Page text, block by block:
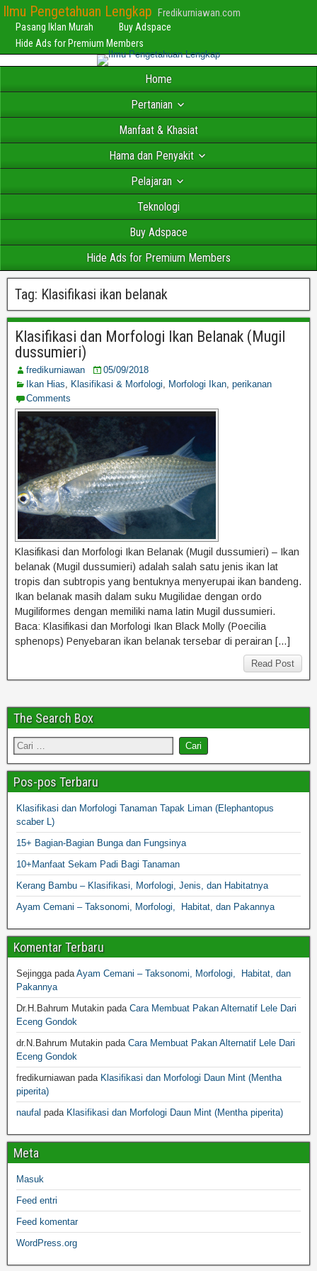
Ilmu Pengetahuan Lengkap Fredikurniawan.com
Pasang Iklan Murah
Buy Adspace
Hide Ads for Premium Members
Home
Pertanian
Manfaat & Khasiat
Hama dan Penyakit
Pelajaran
Teknologi
Buy Adspace
Hide Ads for Premium Members
Tag: Klasifikasi ikan belanak
Klasifikasi dan Morfologi Ikan Belanak (Mugil
dussumieri)
fredikurniawan
05/09/2018
Ikan Hias, Klasifikasi & Morfologi, Morfologi Ikan, perikanan
Comments
Klasifikasi dan Morfologi Ikan Belanak (Mugil dussumieri) – Ikan
belanak (Mugil dussumieri) adalah salah satu jenis ikan lat
tropis dan subtropis yang bentuknya menyerupai ikan bandeng.
Ikan belanak masih dalam suku Mugilidae dengan ordo
Mugiliformes dengan memiliki nama latin Mugil dussumieri.
Baca: Klasifikasi dan Morfologi Ikan Black Molly (Poecilia
sphenops) Penyebaran ikan belanak tersebar di perairan […]
Read Post
The Search Box
Pos-pos Terbaru
Klasifikasi dan Morfologi Tanaman Tapak Liman (Elephantopus
scaber L)
15+ Bagian-Bagian Bunga dan Fungsinya
10+Manfaat Sekam Padi Bagi Tanaman
Kerang Bambu – Klasifikasi, Morfologi, Jenis, dan Habitatnya
Ayam Cemani – Taksonomi, Morfologi, Habitat, dan Pakannya
Komentar Terbaru
SejinggapadaAyam Cemani – Taksonomi, Morfologi, Habitat, dan
Pakannya
Dr.H.Bahrum Mutakin pada Cara Membuat Pakan Alternatif Lele Dari
Eceng Gondok
dr.N.Bahrum Mutakin pada Cara Membuat Pakan Alternatif Lele Dari
Eceng Gondok
fredikurniawan pada Klasifikasi dan Morfologi Daun Mint (Mentha
piperita)
naufal pada Klasifikasi dan Morfologi Daun Mint (Mentha piperita)
Meta
Masuk
Feed entri
Feed komentar
WordPress.org